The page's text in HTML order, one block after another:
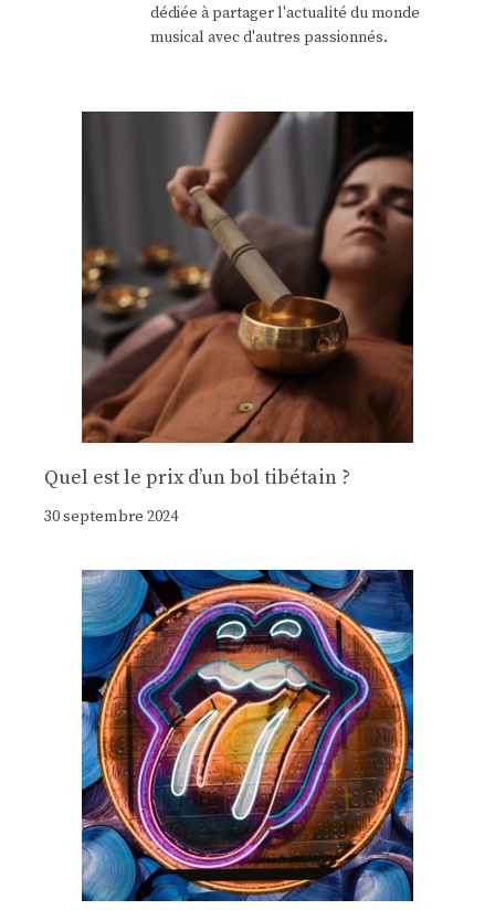
dédiée à partager l'actualité du monde
musical avec d'autres passionnés.
Quel est le prix d’un bol tibétain ?
30 septembre 2024